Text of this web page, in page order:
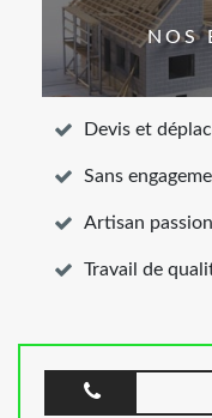
NOS
Devis et
Sans
Artisan
Travail de